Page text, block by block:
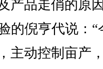
产品走俏的原
的倪亨代说：“
主动控制亩产